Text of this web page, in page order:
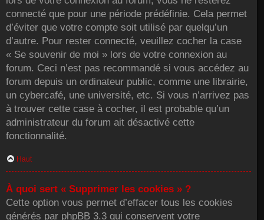
connecté que pour une période prédéfinie. Cela permet
d’éviter que votre compte soit utilisé par quelqu’un
d’autre. Pour rester connecté, veuillez cocher la case
« Se souvenir de moi » lors de votre connexion au
forum. Ceci n’est pas recommandé si vous accédez au
forum depuis un ordinateur public, comme une librairie,
un cybercafé, une université, etc. Si vous n’arrivez pas
à trouver cette case à cocher, il est probable qu’un
administrateur du forum ait désactivé cette
fonctionnalité.
Haut
À quoi sert « Supprimer les cookies » ?
Cette option vous permet d’effacer tous les cookies
générés par phpBB 3.3 qui conservent votre